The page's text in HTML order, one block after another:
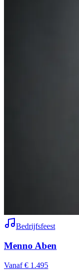
Bedrijfsfeest
Menno Aben
Vanaf € 1.495